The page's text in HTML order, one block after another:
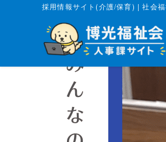
採用情報サイト(介護/保育) | 社会